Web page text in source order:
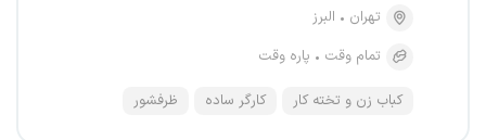
تهران
البرز
تمام وقت
پاره وقت
کباب زن و تخته کار کارگر ساده ظرفشور